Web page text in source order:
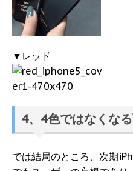
▼レッド
4、4色ではなくな
では結局のところ、次期